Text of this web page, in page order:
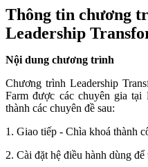
Thông tin chương
Leadership
Nội dung chương trình
Chương trình Leadership
Farm được các chuyên gia
thành các chuyên đề sau:
1. Giao tiếp - Chìa khoá thành
2. Cài đặt hệ điều hành dùng